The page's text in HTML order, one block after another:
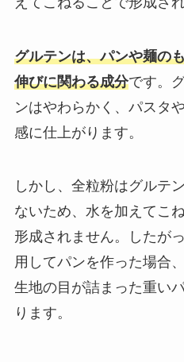
グルテンは、パンや麺の
伸びに関わる成分です。
ンはやわらかく、パスタ
感に仕上がります。
しかし、全粒粉はグルテ
ないため、水を加えてこ
形成されません。したが
用してパンを作った場合
生地の目が詰まった重い
ります。